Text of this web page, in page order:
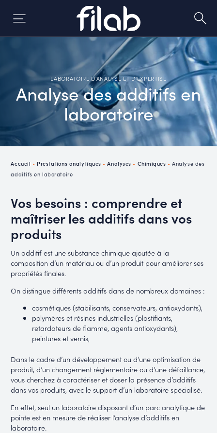
LABORATOIRE D'ANALYSE ET D'EXPERTISE
Analyse des additifs en
laboratoire
Accueil • Prestations analytiques •Analyses • Chimiques •Analyse des
additifs en laboratoire
Vos besoins : comprendre et
maîtriser les additifs dans vos
produits
Un additif est une substance chimique ajoutée à la
composition d’un matériau ou d’un produit pour améliorer ses
propriétés finales.
On distingue différents additifs dans de nombreux domaines :
cosmétiques (stabilisants, conservateurs, antioxydants),
polymères et résines industrielles (plastifiants,
retardateurs de flamme, agents antioxydants),
peintures et vernis,
Dans le cadre d’un développement ou d’une optimisation de
produit, d’un changement règlementaire ou d’une défaillance,
vous cherchez à caractériser et doser la présence d’additifs
dans vos produits, avec le support d’un laboratoire spécialisé.
En effet, seul un laboratoire disposant d’un parc analytique de
pointe est en mesure de réaliser l’analyse d’additifs en
laboratoire.